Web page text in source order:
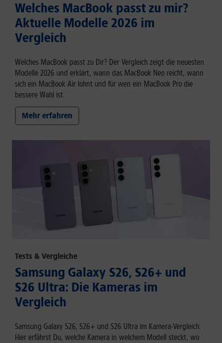
Welches MacBook passt zu mir?
Aktuelle Modelle 2026 im
Vergleich
Welches MacBook passt zu Dir? Der Vergleich zeigt die neuesten
Modelle 2026 und erklärt, wann das MacBook Neo reicht, wann
sich ein MacBook Air lohnt und für wen ein MacBook Pro die
bessere Wahl ist.
Mehr erfahren
Tests & Vergleiche
Samsung Galaxy S26, S26+ und
S26 Ultra: Die Kameras im
Vergleich
Samsung Galaxy S26, S26+ und S26 Ultra im Kamera-Vergleich:
Hier erfährst Du, welche Kamera in welchem Modell steckt, wo